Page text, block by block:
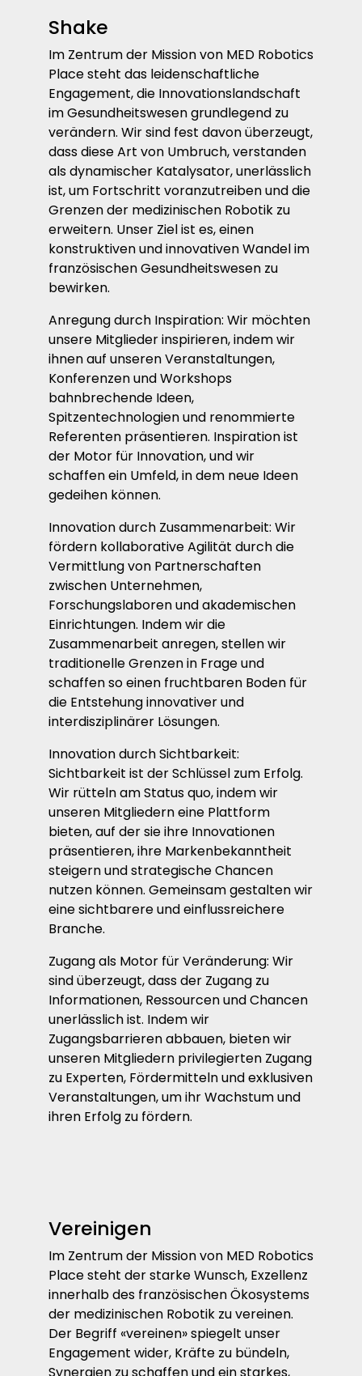
Shake
Im Zentrum der Mission von MED Robotics
Place steht das leidenschaftliche
Engagement, die Innovationslandschaft
im Gesundheitswesen grundlegend zu
verändern. Wir sind fest davon überzeugt,
dass diese Art von Umbruch, verstanden
als dynamischer Katalysator, unerlässlich
ist, um Fortschritt voranzutreiben und die
Grenzen der medizinischen Robotik zu
erweitern. Unser Ziel ist es, einen
konstruktiven und innovativen Wandel im
französischen Gesundheitswesen zu
bewirken.
Anregung durch Inspiration: Wir möchten
unsere Mitglieder inspirieren, indem wir
ihnen auf unseren Veranstaltungen,
Konferenzen und Workshops
bahnbrechende Ideen,
Spitzentechnologien und renommierte
Referenten präsentieren. Inspiration ist
der Motor für Innovation, und wir
schaffen ein Umfeld, in dem neue Ideen
gedeihen können.
Innovation durch Zusammenarbeit: Wir
fördern kollaborative Agilität durch die
Vermittlung von Partnerschaften
zwischen Unternehmen,
Forschungslaboren und akademischen
Einrichtungen. Indem wir die
Zusammenarbeit anregen, stellen wir
traditionelle Grenzen in Frage und
schaffen so einen fruchtbaren Boden für
die Entstehung innovativer und
interdisziplinärer Lösungen.
Innovation durch Sichtbarkeit:
Sichtbarkeit ist der Schlüssel zum Erfolg.
Wir rütteln am Status quo, indem wir
unseren Mitgliedern eine Plattform
bieten, auf der sie ihre Innovationen
präsentieren, ihre Markenbekanntheit
steigern und strategische Chancen
nutzen können. Gemeinsam gestalten wir
eine sichtbarere und einflussreichere
Branche.
Zugang als Motor für Veränderung: Wir
sind überzeugt, dass der Zugang zu
Informationen, Ressourcen und Chancen
unerlässlich ist. Indem wir
Zugangsbarrieren abbauen, bieten wir
unseren Mitgliedern privilegierten Zugang
zu Experten, Fördermitteln und exklusiven
Veranstaltungen, um ihr Wachstum und
ihren Erfolg zu fördern.
Vereinigen
Im Zentrum der Mission von MED Robotics
Place steht der starke Wunsch, Exzellenz
innerhalb des französischen Ökosystems
der medizinischen Robotik zu vereinen.
Der Begriff «vereinen» spiegelt unser
Engagement wider, Kräfte zu bündeln,
Synergien zu schaffen und ein starkes,